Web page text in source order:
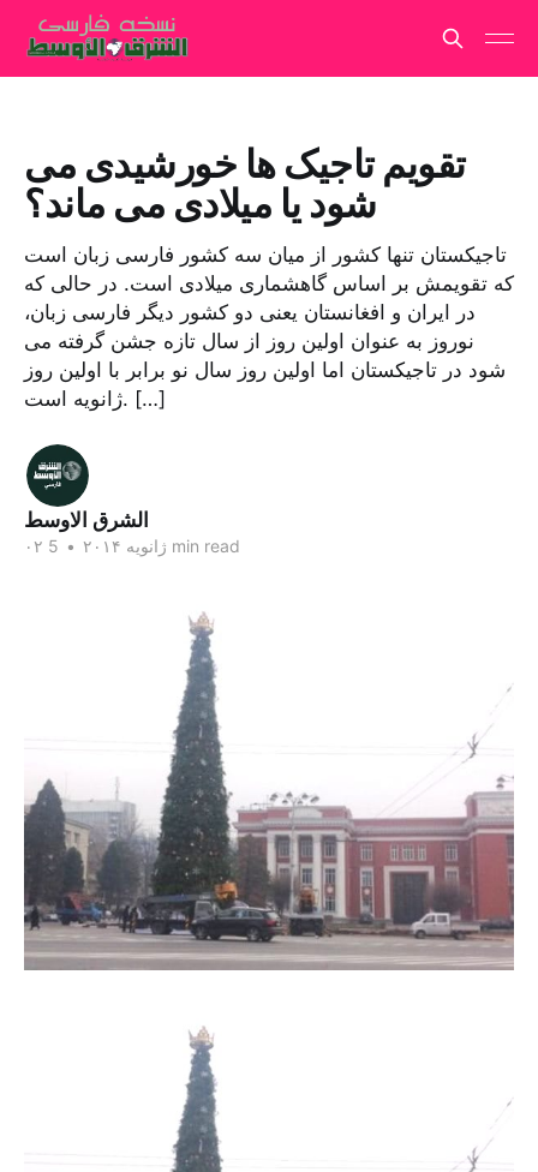
تقویم تاجیک ها خورشیدی می
شود یا میلادی می ماند؟
تاجیکستان تنها کشور از میان سه کشور فارسی زبان است
که تقویمش بر اساس گاهشماری میلادی است. در حالی که
در ایران و افغانستان یعنی دو کشور دیگر فارسی زبان،
نوروز به عنوان اولین روز از سال تازه جشن گرفته می
شود در تاجیکستان اما اولین روز سال نو برابر با اولین روز
ژانویه است. […]
الشرق الاوسط
۰۲ ژانویه ۲۰۱۴ • 5 min read